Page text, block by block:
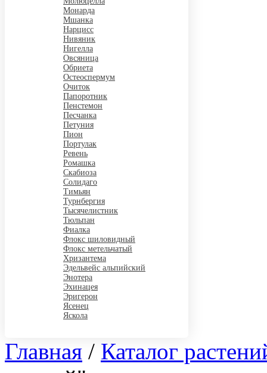
Монарда
Мшанка
Нарцисс
Нивяник
Нигелла
Овсяница
Обриета
Остеоспермум
Очиток
Папоротник
Пенстемон
Песчанка
Петуния
Пион
Портулак
Ревень
Ромашка
Скабиоза
Солидаго
Тимьян
Турнбергия
Тысячелистник
Тюльпан
Фиалка
Флокс шиловидный
Флокс метельчатый
Хризантема
Эдельвейс альпийский
Энотера
Эхинацея
Эригерон
Ясенец
Яскола
Главная / Каталог